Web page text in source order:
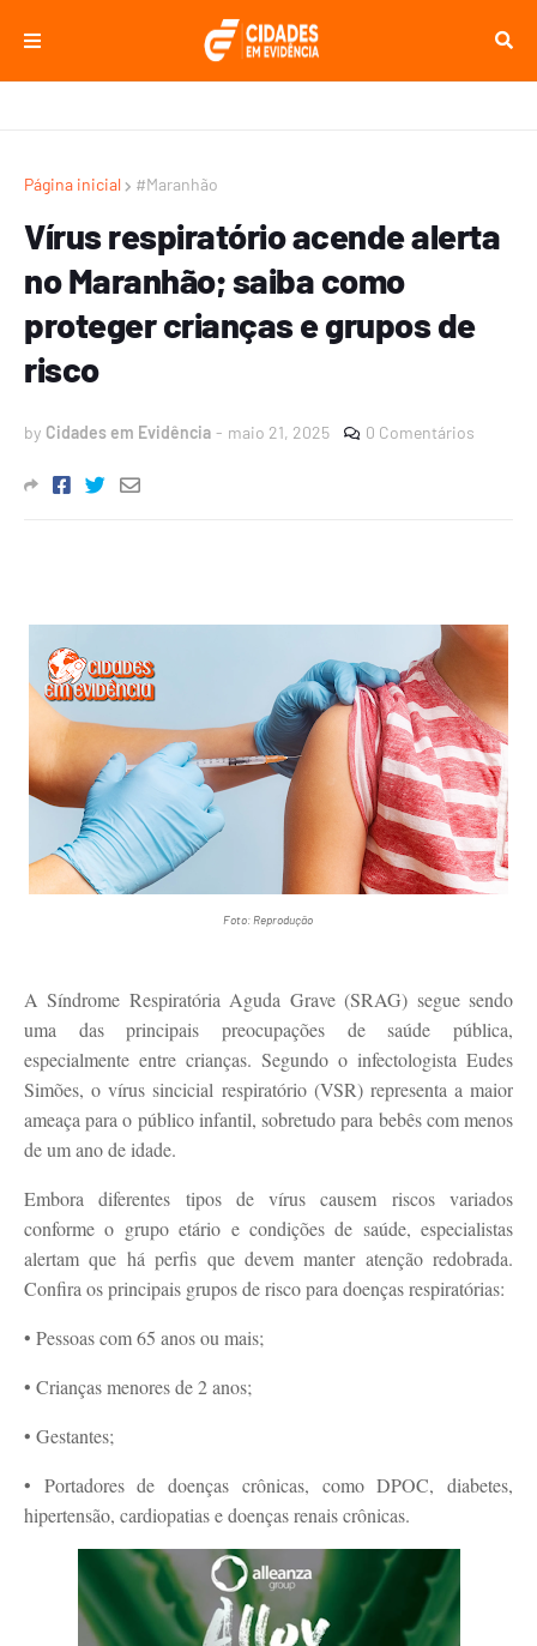
Página inicial #Maranhão
Vírus respiratório acende alerta
no Maranhão; saiba como
proteger crianças e grupos de
risco
by Cidades em Evidência - maio 21, 2025 0 Comentários
Foto: Reprodução
A Síndrome Respiratória Aguda Grave (SRAG) segue sendo
uma das principais preocupações de saúde pública,
especialmente entre crianças. Segundo o infectologista Eudes
Simões, o vírus sincicial respiratório (VSR) representa a maior
ameaça para o público infantil, sobretudo para bebês com menos
de um ano de idade.
Embora diferentes tipos de vírus causem riscos variados
conforme o grupo etário e condições de saúde, especialistas
alertam que há perfis que devem manter atenção redobrada.
Confira os principais grupos de risco para doenças respiratórias:
• Pessoas com 65 anos ou mais;
• Crianças menores de 2 anos;
• Gestantes;
• Portadores de doenças crônicas, como DPOC, diabetes,
hipertensão, cardiopatias e doenças renais crônicas.